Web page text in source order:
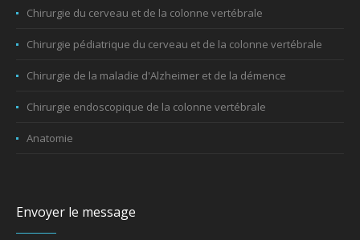
Chirurgie du cerveau et de la colonne vertébrale
Chirurgie pédiatrique du cerveau et de la colonne vertébrale
Chirurgie de la maladie d'Alzheimer et de la démence
Chirurgie endoscopique de la colonne vertébrale
Anatomie
Envoyer le message